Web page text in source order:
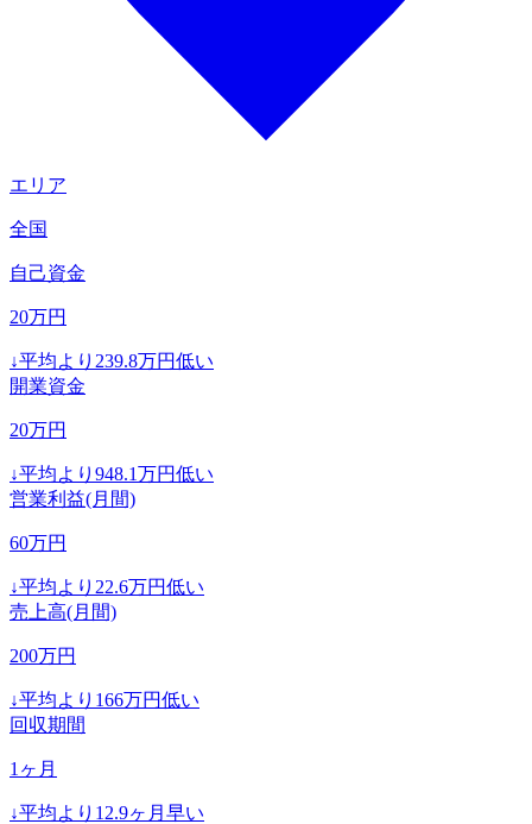
エリア
全国
自己資金
20万円
↓平均より 239.8万円低い
開業資金
20万円
↓平均より 948.1万円低い
営業利益(月間)
60万円
↓平均より 22.6万円低い
売上高(月間)
200万円
↓平均より 166万円低い
回収期間
1 ヶ月
↓平均より 12.9ヶ月早い